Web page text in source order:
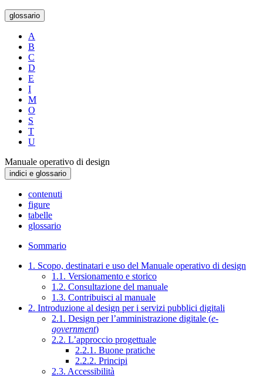
glossario
A
B
C
D
E
I
M
O
S
T
U
Manuale operativo di design
indici e glossario
contenuti
figure
tabelle
glossario
Sommario
1. Scopo, destinatari e uso del Manuale operativo di design
1.1. Versionamento e storico
1.2. Consultazione del manuale
1.3. Contribuisci al manuale
2. Introduzione al design per i servizi pubblici digitali
2.1. Design per l’amministrazione digitale (e-
government)
2.2. L’approccio progettuale
2.2.1. Buone pratiche
2.2.2. Principi
2.3. Accessibilità